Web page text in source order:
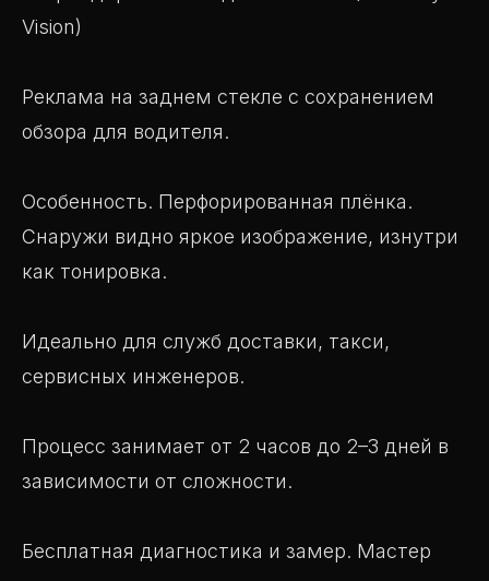
Vision)
Реклама на заднем стекле с сохранением
обзора для водителя.
Особенность. Перфорированная плёнка.
Снаружи видно яркое изображение, изнутри
как тонировка.
Идеально для служб доставки, такси,
сервисных инженеров.
Процесс занимает от 2 часов до 2–3 дней в
зависимости от сложности.
Бесплатная диагностика и замер. Мастер